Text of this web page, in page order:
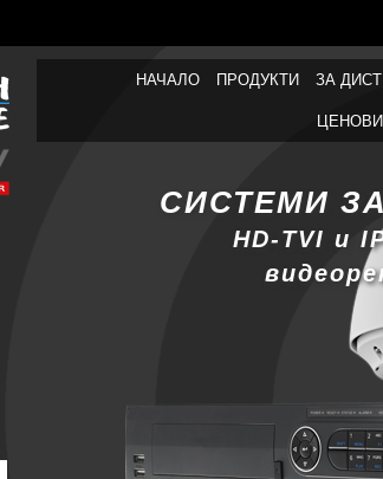
НАЧАЛО ПРОДУКТИ ЗА
СИСТЕМИ
HD-TVI и